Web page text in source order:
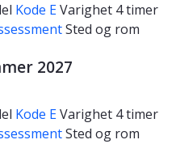
Kode EVarighet 4 timer
Sted og rom
2027
Kode EVarighet 4 timer
Sted og rom